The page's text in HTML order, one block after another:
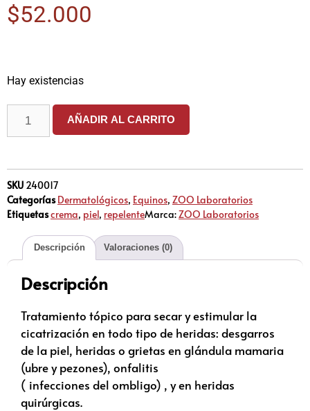
$52.000
Hay existencias
AÑADIR AL CARRITO
SKU 240017
Categorías Dermatológicos, Equinos, ZOO Laboratorios
Etiquetascrema, piel, repelenteMarca:ZOO Laboratorios
Descripción Valoraciones (0)
Descripción
Tratamiento tópico para secar y estimular la
cicatrización en todo tipo de heridas: desgarros
de la piel, heridas o grietas en glándula mamaria
(ubre y pezones), onfalitis
( infecciones del ombligo) , y en heridas
quirúrgicas.